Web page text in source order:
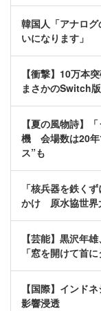
韓国人「アナロ
いになります」
【衝撃】10万本
まさかのSwitch
【夏の風物詩】
機 会場数は20年
ス”も
「核兵器を鉄く
かけ 原水協世界
【芸能】黒沢年
「窓を開けて首
【国際】インド
影響浸透